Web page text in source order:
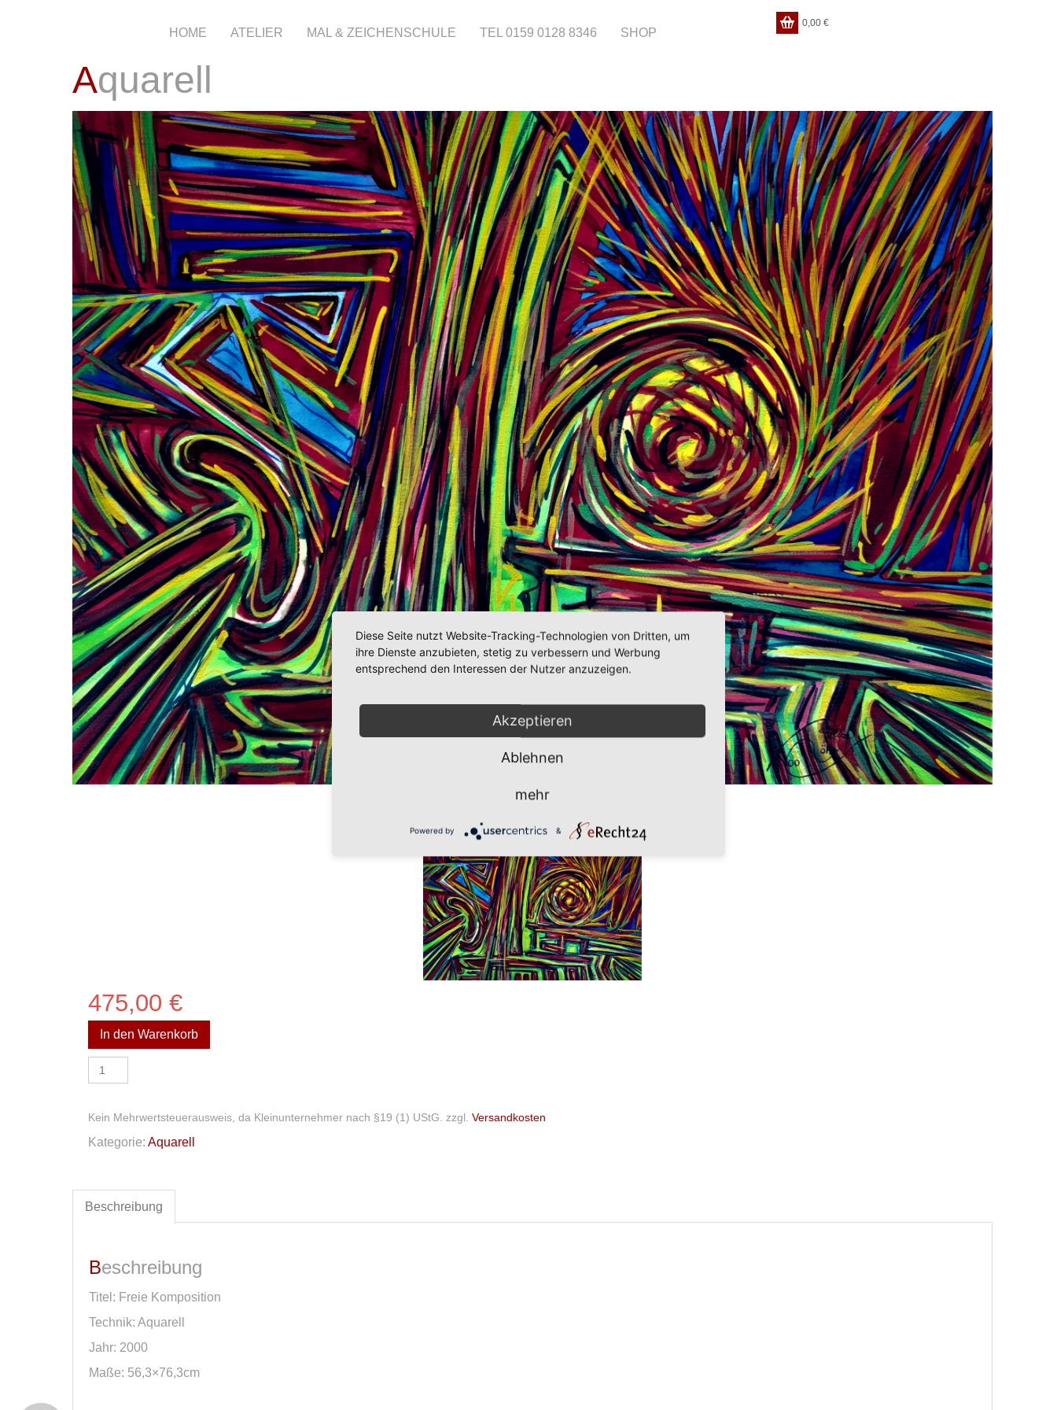
HOME ATELIER MAL & ZEICHENSCHULE TEL 0159 0128 8346 SHOP
0,00 €
Aquarell
475,00 €
In den Warenkorb
Aquarell
Menge
Kein Mehrwertsteuerausweis, da Kleinunternehmer nach §19 (1) UStG. zzgl. Versandkosten
Kategorie: Aquarell
Beschreibung
Beschreibung
Titel: Freie Komposition
Technik: Aquarell
Jahr: 2000
Maße: 56,3×76,3cm
Diese Seite nutzt Website-Tracking-Technologien von Dritten, um
ihre Dienste anzubieten, stetig zu verbessern und Werbung
entsprechend den Interessen der Nutzer anzuzeigen.
Akzeptieren
Ablehnen
mehr
Powered by &